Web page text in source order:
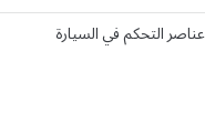
عناصر التحكم في السيارة